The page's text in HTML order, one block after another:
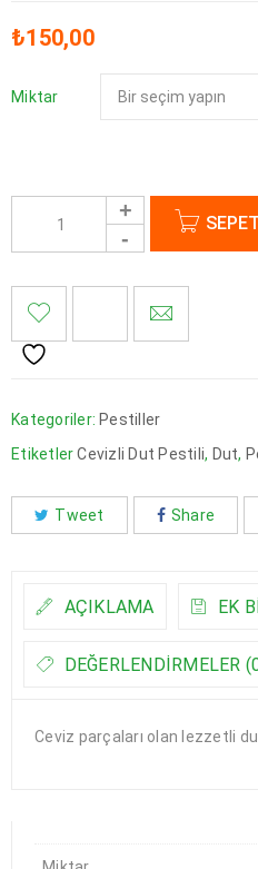
₺150,00
Miktar
Kategoriler: Pestiller
Etiketler Cevizli Dut Pestili, Dut,
Tweet Share
AÇIKLAMA EK
DEĞERLENDIRMELER
Ceviz parçaları olan lezzetli